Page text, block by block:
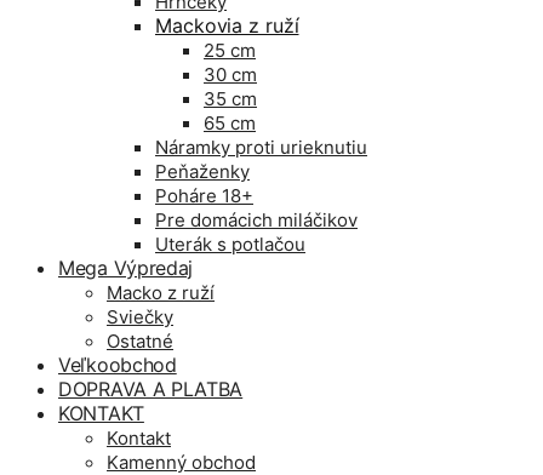
Mackovia z ruží
25 cm
30 cm
35 cm
65 cm
Náramky proti urieknutiu
Peňaženky
Poháre 18+
Pre domácich miláčikov
Uterák s potlačou
Mega Výpredaj
Macko z ruží
Sviečky
Ostatné
Veľkoobchod
DOPRAVA A PLATBA
KONTAKT
Kontakt
Kamenný obchod